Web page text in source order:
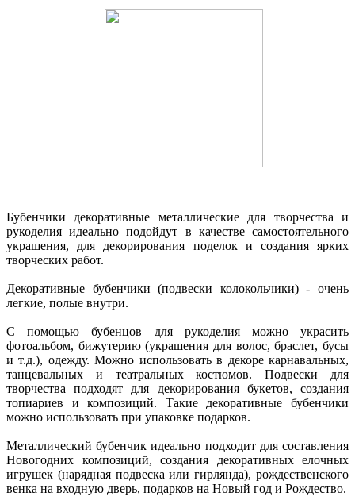
Бубенчики декоративные металлические для творчества и
рукоделия идеально подойдут в качестве самостоятельного
украшения, для декорирования поделок и создания ярких
творческих работ.
Декоративные бубенчики (подвески колокольчики) - очень
легкие, полые внутри.
С помощью бубенцов для рукоделия можно украсить
фотоальбом, бижутерию (украшения для волос, браслет, бусы
и т.д.), одежду. Можно использовать в декоре карнавальных,
танцевальных и театральных костюмов. Подвески для
творчества подходят для декорирования букетов, создания
топиариев и композиций. Такие декоративные бубенчики
можно использовать при упаковке подарков.
Металлический бубенчик идеально подходит для составления
Новогодних композиций, создания декоративных елочных
игрушек (нарядная подвеска или гирлянда), рождественского
венка на входную дверь, подарков на Новый год и Рождество.